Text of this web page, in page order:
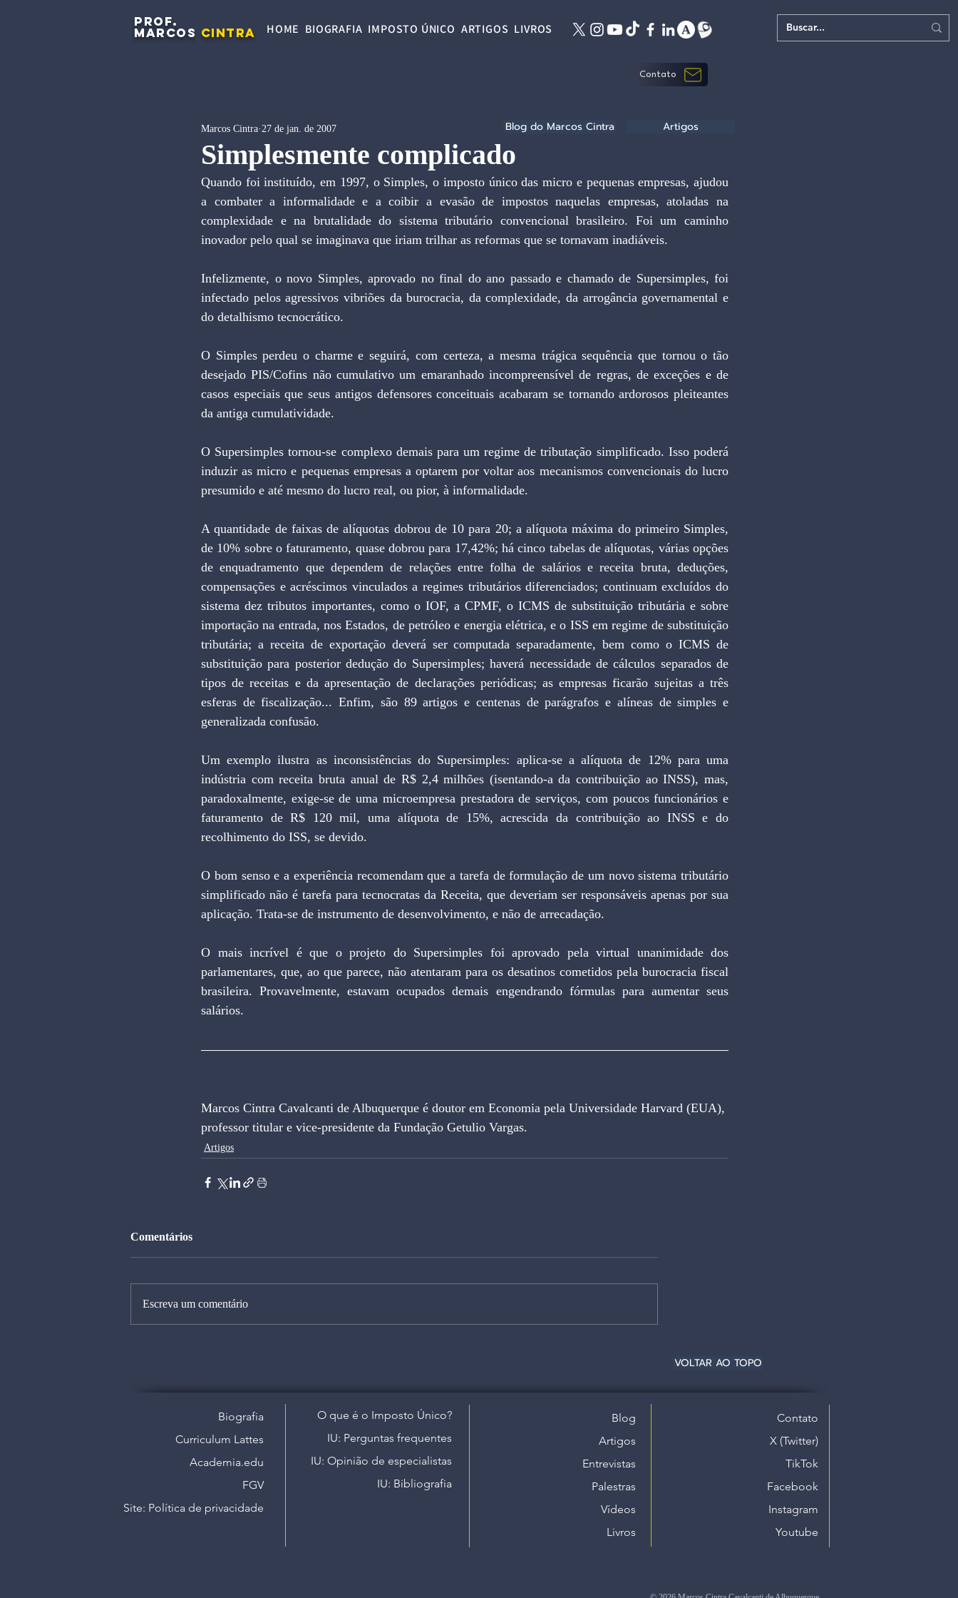
PROF.
MARCOS CINTRA HOME BIOGRAFIA IMPOSTO ÚNICO ARTIGOS LIVROS
Contato
Simplesmente complicado
Marcos Cintra 27 de jan. de 2007
Quando foi instituído, em 1997, o Simples, o imposto único das micro e pequenas empresas, ajudou
a combater a informalidade e a coibir a evasão de impostos naquelas empresas, atoladas na
complexidade e na brutalidade do sistema tributário convencional brasileiro. Foi um caminho
inovador pelo qual se imaginava que iriam trilhar as reformas que se tornavam inadiáveis.
Infelizmente, o novo Simples, aprovado no final do ano passado e chamado de Supersimples, foi
infectado pelos agressivos vibriões da burocracia, da complexidade, da arrogância governamental e
do detalhismo tecnocrático.
O Simples perdeu o charme e seguirá, com certeza, a mesma trágica sequência que tornou o tão
desejado PIS/Cofins não cumulativo um emaranhado incompreensível de regras, de exceções e de
casos especiais que seus antigos defensores conceituais acabaram se tornando ardorosos pleiteantes
da antiga cumulatividade.
O Supersimples tornou-se complexo demais para um regime de tributação simplificado. Isso poderá
induzir as micro e pequenas empresas a optarem por voltar aos mecanismos convencionais do lucro
presumido e até mesmo do lucro real, ou pior, à informalidade.
A quantidade de faixas de alíquotas dobrou de 10 para 20; a alíquota máxima do primeiro Simples,
de 10% sobre o faturamento, quase dobrou para 17,42%; há cinco tabelas de alíquotas, várias opções
de enquadramento que dependem de relações entre folha de salários e receita bruta, deduções,
compensações e acréscimos vinculados a regimes tributários diferenciados; continuam excluídos do
sistema dez tributos importantes, como o IOF, a CPMF, o ICMS de substituição tributária e sobre
importação na entrada, nos Estados, de petróleo e energia elétrica, e o ISS em regime de substituição
tributária; a receita de exportação deverá ser computada separadamente, bem como o ICMS de
substituição para posterior dedução do Supersimples; haverá necessidade de cálculos separados de
tipos de receitas e da apresentação de declarações periódicas; as empresas ficarão sujeitas a três
esferas de fiscalização... Enfim, são 89 artigos e centenas de parágrafos e alíneas de simples e
generalizada confusão.
Um exemplo ilustra as inconsistências do Supersimples: aplica-se a alíquota de 12% para uma
indústria com receita bruta anual de R$ 2,4 milhões (isentando-a da contribuição ao INSS), mas,
paradoxalmente, exige-se de uma microempresa prestadora de serviços, com poucos funcionários e
faturamento de R$ 120 mil, uma alíquota de 15%, acrescida da contribuição ao INSS e do
recolhimento do ISS, se devido.
O bom senso e a experiência recomendam que a tarefa de formulação de um novo sistema tributário
simplificado não é tarefa para tecnocratas da Receita, que deveriam ser responsáveis apenas por sua
aplicação. Trata-se de instrumento de desenvolvimento, e não de arrecadação.
O mais incrível é que o projeto do Supersimples foi aprovado pela virtual unanimidade dos
parlamentares, que, ao que parece, não atentaram para os desatinos cometidos pela burocracia fiscal
brasileira. Provavelmente, estavam ocupados demais engendrando fórmulas para aumentar seus
salários.
Marcos Cintra Cavalcanti de Albuquerque é doutor em Economia pela Universidade Harvard (EUA),
professor titular e vice-presidente da Fundação Getulio Vargas.
Artigos
Comentários
Escreva um comentário
Blog do Marcos Cintra Artigos
VOLTAR AO TOPO
Biografia
Curriculum Lattes
Academia.edu
FGV
Site: Política de privacidade​
O que é o Imposto Único?
IU: Perguntas frequentes
IU: Opinião de especialistas
IU: Bibliografia
Blog
Artigos
Entrevistas
Palestras
Vídeos
Livros
Contato
X (Twitter)
TikTok
Facebook
Instagram
Youtube